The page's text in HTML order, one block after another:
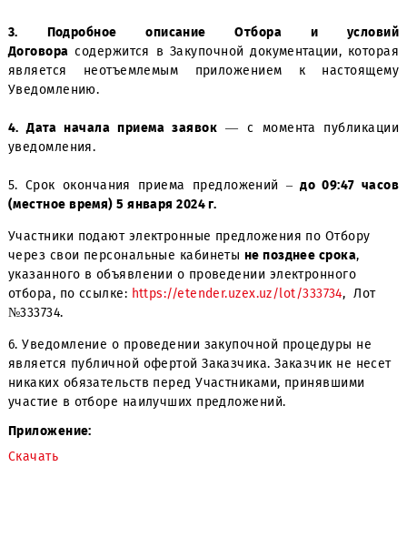
Нугманов Саид Хислатович, snugmanov@mobi.uz,
403 – 85 – 91
Договорасодержится в Закупочной документации,
является неотъемлемым приложением к
4. Дата начала приема заявок
уведомления.
5. Срок окончания приема предложений –до 09:47
(местное время) 5 января 2024 г.
через свои персональные кабинеты не позднее срока
указанного в объявлении о проведении электронного
отбора, по ссылке:https://etender.uzex.uz/lot/333734
6. Уведомление о проведении закупочной процедуры